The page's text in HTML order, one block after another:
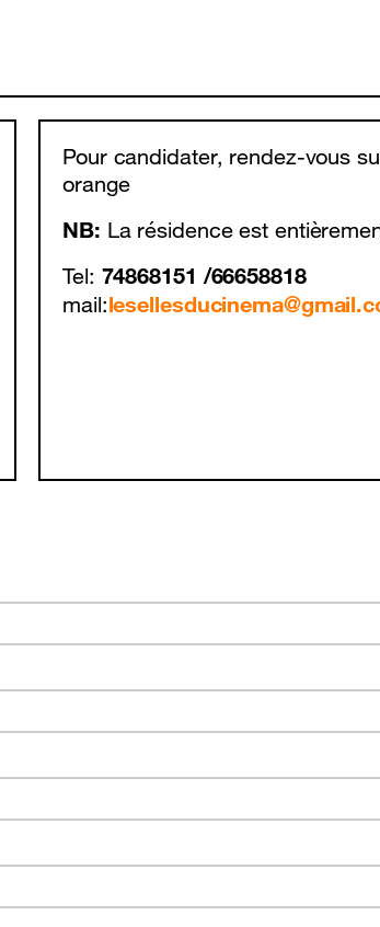
Pour candidater, rendez-vous
orange
NB: La résidence est
Tel: 74868151 /66658818
mail: